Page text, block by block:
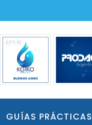
GUÍAS PRÁCTICAS